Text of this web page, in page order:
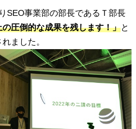
SEO事業部の部長であるＴ部長
圧倒的な成果を残します！」と
ました。